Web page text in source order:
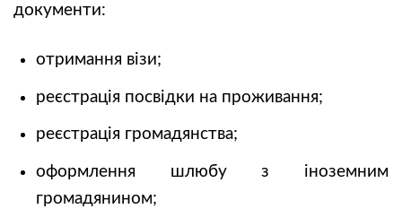
документи:
отримання візи;
реєстрація посвідки на проживання;
реєстрація громадянства;
оформлення шлюбу з іноземним
громадянином;